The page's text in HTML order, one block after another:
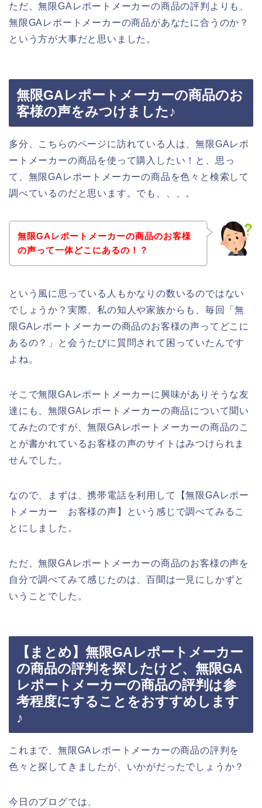
ただ、無限GAレポートメーカーの商品の評判よりも、
無限GAレポートメーカーの商品があなたに合うのか？
という方が大事だと思いました。
無限GAレポートメーカーの商品のお
客様の声をみつけました♪
多分、こちらのページに訪れている人は、無限GAレポ
ートメーカーの商品を使って購入したい！と、思っ
て、無限GAレポートメーカーの商品を色々と検索して
調べているのだと思います。でも、、、。
無限GAレポートメーカーの商品のお客様
の声って一体どこにあるの！？
という風に思っている人もかなりの数いるのではない
でしょうか？実際、私の知人や家族からも、毎回「無
限GAレポートメーカーの商品のお客様の声ってどこに
あるの？」と会うたびに質問されて困っていたんです
よね。
そこで無限GAレポートメーカーに興味がありそうな友
達にも、無限GAレポートメーカーの商品について聞い
てみたのですが、無限GAレポートメーカーの商品のこ
とが書かれているお客様の声のサイトはみつけられま
せんでした。
なので、まずは、携帯電話を利用して【無限GAレポー
トメーカー お客様の声】という感じで調べてみるこ
とにしました。
ただ、無限GAレポートメーカーの商品のお客様の声を
自分で調べてみて感じたのは、百聞は一見にしかずと
いうことでした。
【まとめ】無限GAレポートメーカー
の商品の評判を探したけど、無限GA
レポートメーカーの商品の評判は参
考程度にすることをおすすめします
♪
これまで、無限GAレポートメーカーの商品の評判を
色々と探してきましたが、いかがだったでしょうか？
今日のブログでは、